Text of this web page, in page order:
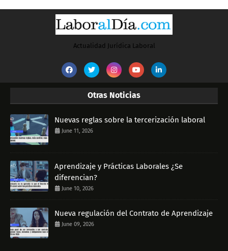
Actualidad Jurídica Laboral
Otras Noticias
Nuevas reglas sobre la tercerización laboral
June 11, 2026
Aprendizaje y Prácticas Laborales ¿Se
diferencian?
June 10, 2026
Nueva regulación del Contrato de Aprendizaje
June 09, 2026